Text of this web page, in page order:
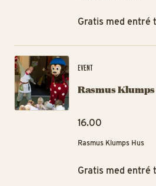
Gratis med entré
EVENT
Rasmus
16.00
Rasmus Klumps Hus
Gratis med entré